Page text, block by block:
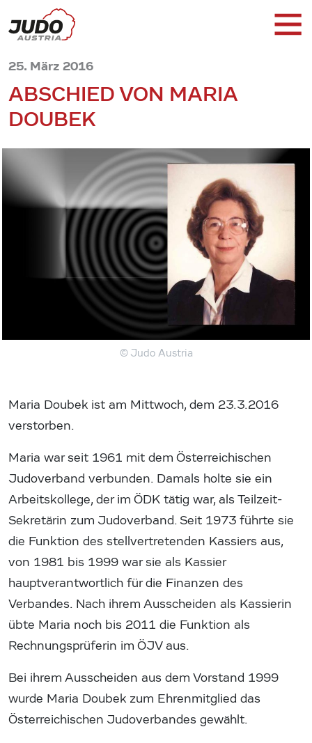
25. März 2016
ABSCHIED VON MARIA
DOUBEK
© Judo Austria
Maria Doubek ist am Mittwoch, dem 23.3.2016
verstorben.
Maria war seit 1961 mit dem Österreichischen
Judoverband verbunden. Damals holte sie ein
Arbeitskollege, der im ÖDK tätig war, als Teilzeit-
Sekretärin zum Judoverband. Seit 1973 führte sie
die Funktion des stellvertretenden Kassiers aus,
von 1981 bis 1999 war sie als Kassier
hauptverantwortlich für die Finanzen des
Verbandes. Nach ihrem Ausscheiden als Kassierin
übte Maria noch bis 2011 die Funktion als
Rechnungsprüferin im ÖJV aus.
Bei ihrem Ausscheiden aus dem Vorstand 1999
wurde Maria Doubek zum Ehrenmitglied das
Österreichischen Judoverbandes gewählt.